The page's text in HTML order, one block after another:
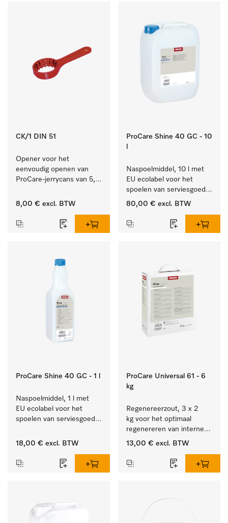
CK/1 DIN 51
Opener voor het
eenvoudig openen van
ProCare-jerrycans van 5,
8,00 € excl. BTW
ProCare Shine 40 GC - 10
Naspoelmiddel, 10 l met
EU ecolabel voor het
spoelen van serviesgoed,
bestek en glazen.
80,00 € excl. BTW
ProCare Shine 40 GC - 1 l
Naspoelmiddel, 1 l met
EU ecolabel voor het
spoelen van serviesgoed,
18,00 € excl. BTW
ProCare Universal 61 - 6
kg
Regenereerzout, 3 x 2
kg voor het optimaal
regenereren van interne
waterontharders.
13,00 € excl. BTW